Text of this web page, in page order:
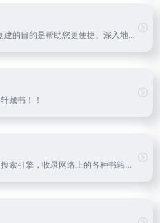
书伴（bookfere.com），创建的目的是帮助您更便捷、深入地使用手中的Kindle阅读器，让读书成为生命的一部分，让灵魂永远行走在路上。
藏书！！
知搜是一个专注知搜搜索的搜索引擎，收录网络上的各种书籍资源！